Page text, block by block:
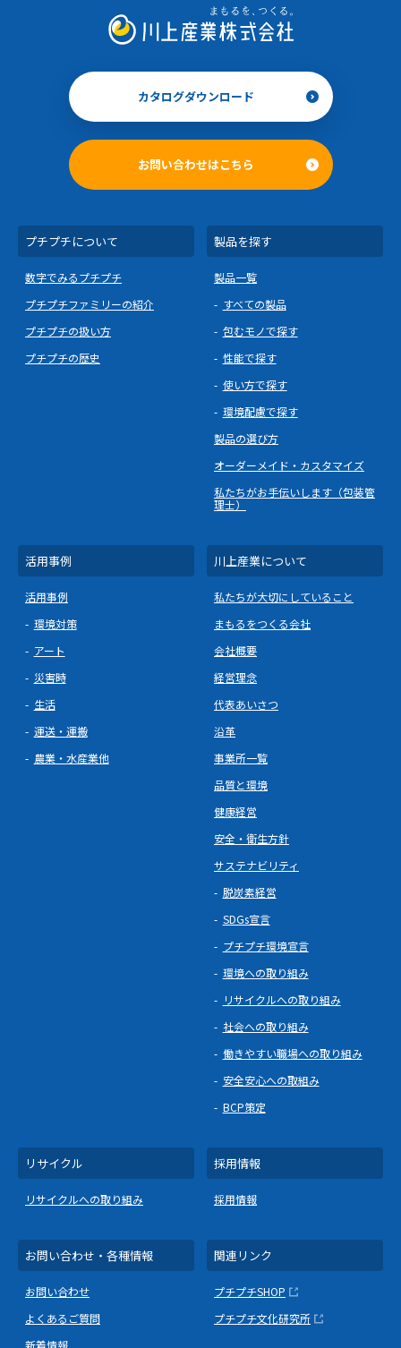
カタログダウンロード
お問い合わせはこちら
プチプチについて
数字でみるプチプチ
プチプチファミリーの紹介
プチプチの扱い方
プチプチの歴史
製品を探す
製品一覧
すべての製品
包むモノで探す
性能で探す
使い方で探す
環境配慮で探す
製品の選び方
オーダーメイド・カスタマイズ
私たちがお手伝いします（包装管
理士）
活用事例
活用事例
環境対策
アート
災害時
生活
運送・運搬
農業・水産業他
川上産業について
私たちが大切にしていること
まもるをつくる会社
会社概要
経営理念
代表あいさつ
沿革
事業所一覧
品質と環境
健康経営
安全・衛生方針
サステナビリティ
脱炭素経営
SDGs宣言
プチプチ環境宣言
環境への取り組み
リサイクルへの取り組み
社会への取り組み
働きやすい職場への取り組み
安全安心への取組み
BCP策定
リサイクル
リサイクルへの取り組み
採用情報
採用情報
お問い合わせ・各種情報
お問い合わせ
よくあるご質問
関連リンク
プチプチSHOP
プチプチ文化研究所